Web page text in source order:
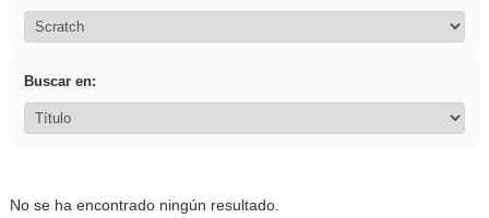
Buscar en:
No se ha encontrado ningún resultado.